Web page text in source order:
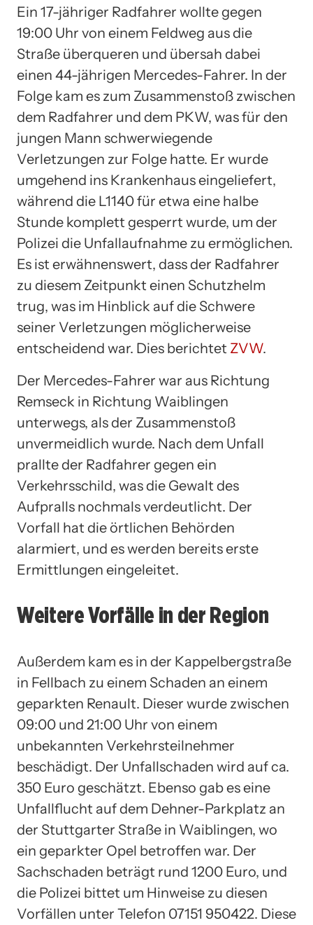
Ein 17-jähriger Radfahrer wollte gegen
19:00 Uhr von einem Feldweg aus die
Straße überqueren und übersah dabei
einen 44-jährigen Mercedes-Fahrer. In der
Folge kam es zum Zusammenstoß zwischen
dem Radfahrer und dem PKW, was für den
jungen Mann schwerwiegende
Verletzungen zur Folge hatte. Er wurde
umgehend ins Krankenhaus eingeliefert,
während die L1140 für etwa eine halbe
Stunde komplett gesperrt wurde, um der
Polizei die Unfallaufnahme zu ermöglichen.
Es ist erwähnenswert, dass der Radfahrer
zu diesem Zeitpunkt einen Schutzhelm
trug, was im Hinblick auf die Schwere
seiner Verletzungen möglicherweise
entscheidend war. Dies berichtet ZVW.
Der Mercedes-Fahrer war aus Richtung
Remseck in Richtung Waiblingen
unterwegs, als der Zusammenstoß
unvermeidlich wurde. Nach dem Unfall
prallte der Radfahrer gegen ein
Verkehrsschild, was die Gewalt des
Aufpralls nochmals verdeutlicht. Der
Vorfall hat die örtlichen Behörden
alarmiert, und es werden bereits erste
Ermittlungen eingeleitet.
Weitere Vorfälle in der Region
Außerdem kam es in der Kappelbergstraße
in Fellbach zu einem Schaden an einem
geparkten Renault. Dieser wurde zwischen
09:00 und 21:00 Uhr von einem
unbekannten Verkehrsteilnehmer
beschädigt. Der Unfallschaden wird auf ca.
350 Euro geschätzt. Ebenso gab es eine
Unfallflucht auf dem Dehner-Parkplatz an
der Stuttgarter Straße in Waiblingen, wo
ein geparkter Opel betroffen war. Der
Sachschaden beträgt rund 1200 Euro, und
die Polizei bittet um Hinweise zu diesen
Vorfällen unter Telefon 07151 950422. Diese